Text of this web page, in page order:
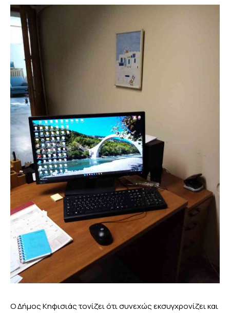
Ο Δήμος Κηφισιάς τονίζει ότι συνεχώς εκσυγχρονίζει και